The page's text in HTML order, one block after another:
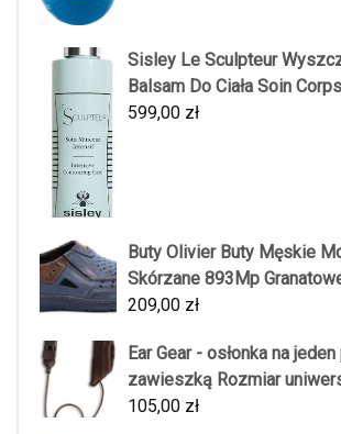
Sisley Le Sculpteur
Balsam Do Ciała Soin
599,00 zł
Buty Olivier Buty Męskie
Skórzane 893Mp
209,00 zł
Ear Gear - osłonka na
zawieszką Rozmiar
105,00 zł